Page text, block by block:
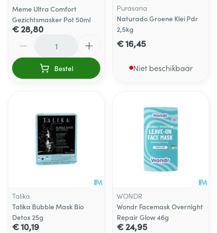
Meme Ultra Comfort
Gezichtsmasker Pot 50ml
€ 28,80
Bestel
Purasana
Naturado Groene Klei Pdr
2,5kg
€ 16,45
Niet beschikbaar
Talika
Talika Bubble Mask Bio
Detox 25g
€ 10,19
WONDR
Wondr Facemask Overnight
Repair Glow 46g
€ 24,95